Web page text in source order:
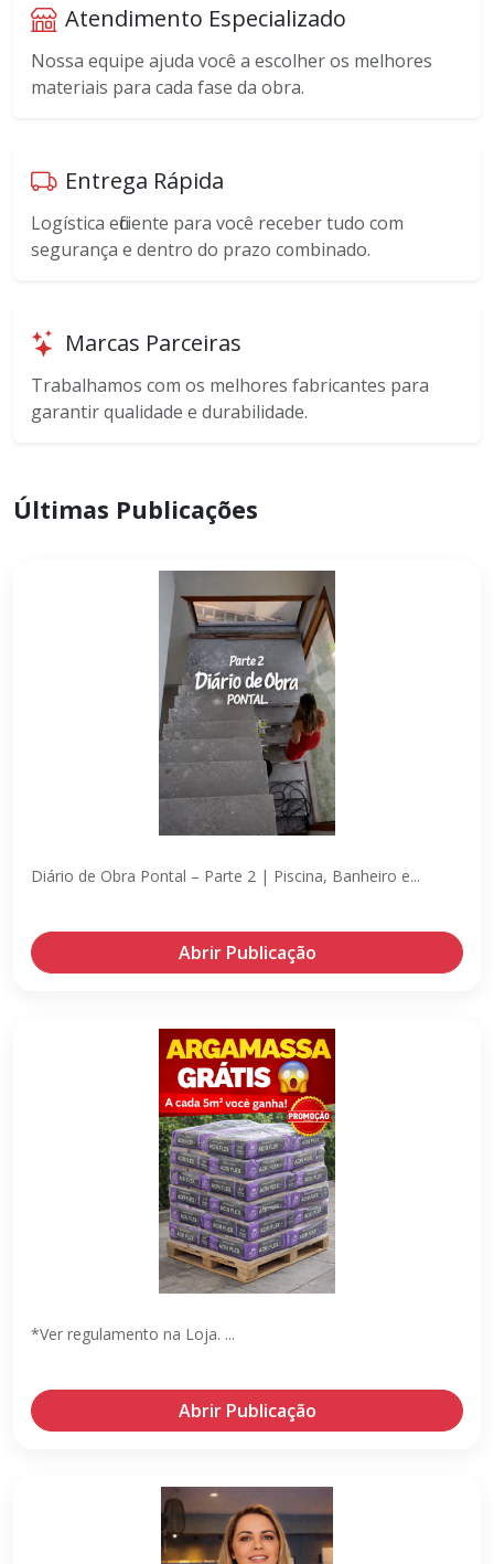
Atendimento Especializado
Nossa equipe ajuda você a escolher os melhores
materiais para cada fase da obra.
Entrega Rápida
Logística eficiente para você receber tudo com
segurança e dentro do prazo combinado.
Marcas Parceiras
Trabalhamos com os melhores fabricantes para
garantir qualidade e durabilidade.
Últimas Publicações
Diário de Obra Pontal – Parte 2 | Piscina, Banheiro e...
Abrir Publicação
*Ver regulamento na Loja. ...
Abrir Publicação